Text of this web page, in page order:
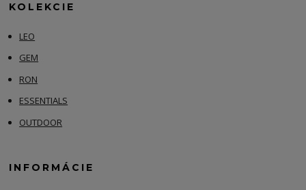
KOLEKCIE
LEO
GEM
RON
ESSENTIALS
OUTDOOR
INFORMÁCIE